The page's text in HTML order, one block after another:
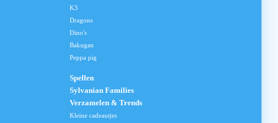
K3
Dragons
Dino's
Bakugan
Peppa pig
Spellen
Sylvanian Families
Verzamelen & Trends
Kleine cadeautjes